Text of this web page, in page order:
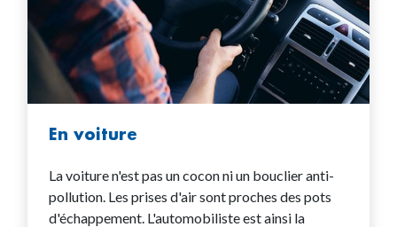
En voiture
La voiture n'est pas un cocon ni un bouclier anti-
pollution. Les prises d'air sont proches des pots
d'échappement. L'automobiliste est ainsi la